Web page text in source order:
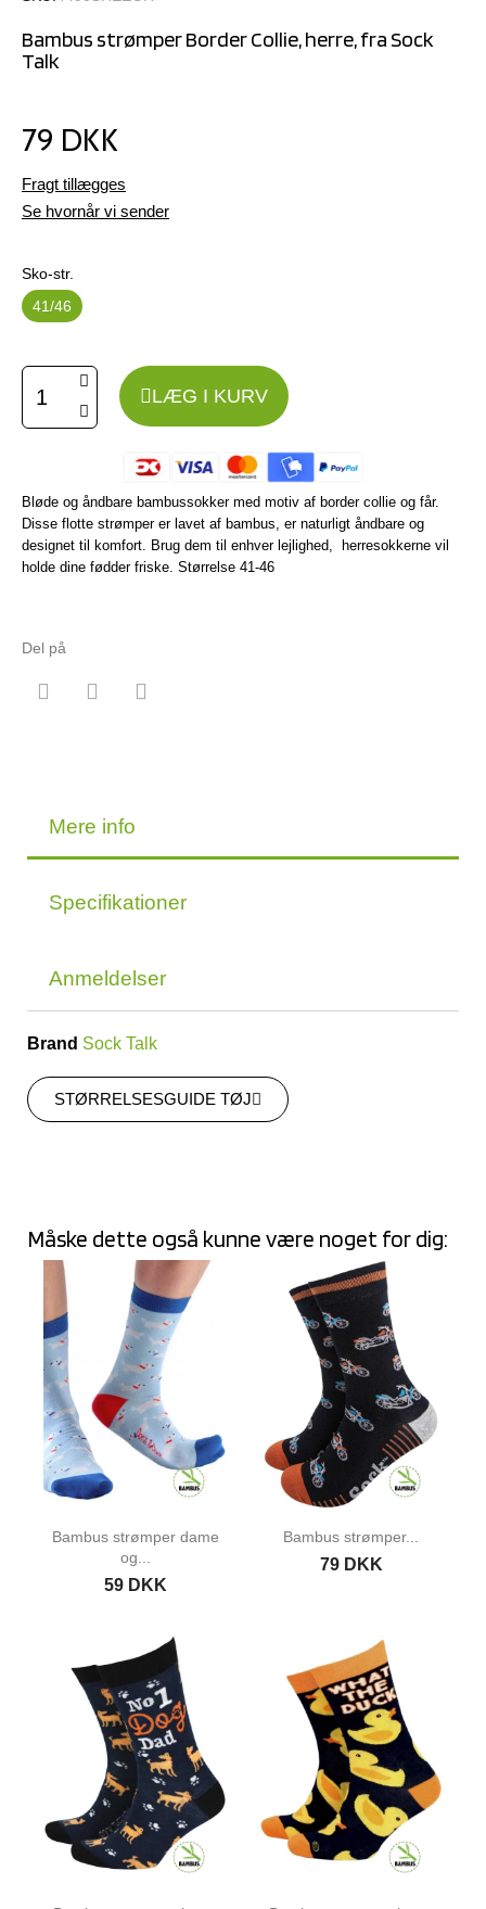
Bambus strømper Border Collie, herre, fra Sock
Talk
79 DKK
Fragt tillægges
Se hvornår vi sender
Sko-str.
41/46
LÆG I KURV
Bløde og åndbare bambussokker med motiv af border collie og får.
Disse flotte strømper er lavet af bambus, er naturligt åndbare og
designet til komfort. Brug dem til enhver lejlighed, herresokkerne vil
holde dine fødder friske. Størrelse 41-46
Del på
Mere info
Specifikationer
Anmeldelser
Brand Sock Talk
STØRRELSESGUIDE TØJ
Måske dette også kunne være noget for dig:
Bambus strømper dame
og...
59 DKK
Bambus strømper...
79 DKK